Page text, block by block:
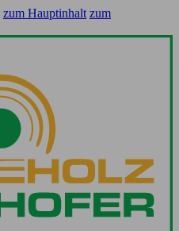
zum Hauptinhalt zum